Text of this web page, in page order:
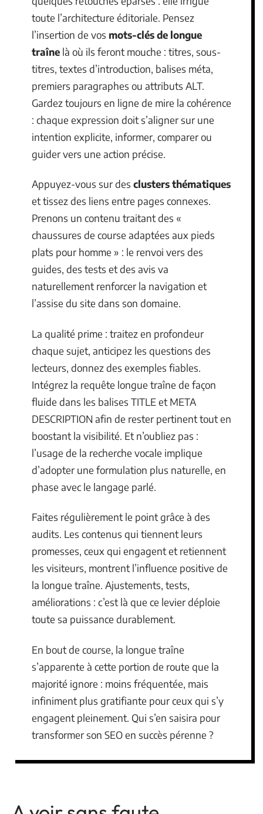
toute l’architecture éditoriale. Pensez
l’insertion de vos mots-clés de longue
traîne là où ils feront mouche : titres, sous-
titres, textes d’introduction, balises méta,
premiers paragraphes ou attributs ALT.
Gardez toujours en ligne de mire la cohérence
: chaque expression doit s’aligner sur une
intention explicite, informer, comparer ou
guider vers une action précise.
Appuyez-vous sur des clusters thématiques
et tissez des liens entre pages connexes.
Prenons un contenu traitant des «
chaussures de course adaptées aux pieds
plats pour homme » : le renvoi vers des
guides, des tests et des avis va
naturellement renforcer la navigation et
l’assise du site dans son domaine.
La qualité prime : traitez en profondeur
chaque sujet, anticipez les questions des
lecteurs, donnez des exemples fiables.
Intégrez la requête longue traîne de façon
fluide dans les balises TITLE et META
DESCRIPTION afin de rester pertinent tout en
boostant la visibilité. Et n’oubliez pas :
l’usage de la recherche vocale implique
d’adopter une formulation plus naturelle, en
phase avec le langage parlé.
Faites régulièrement le point grâce à des
audits. Les contenus qui tiennent leurs
promesses, ceux qui engagent et retiennent
les visiteurs, montrent l’influence positive de
la longue traîne. Ajustements, tests,
améliorations : c’est là que ce levier déploie
toute sa puissance durablement.
En bout de course, la longue traîne
s’apparente à cette portion de route que la
majorité ignore : moins fréquentée, mais
infiniment plus gratifiante pour ceux qui s’y
engagent pleinement. Qui s’en saisira pour
transformer son SEO en succès pérenne ?